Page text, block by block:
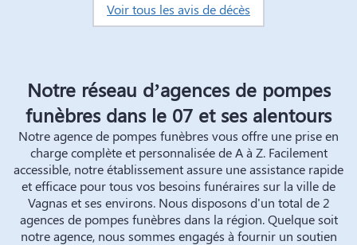
Voir tous les avis de décès
Notre réseau d’agences de pompes
funèbres dans le 07 et ses alentours
Notre agence de pompes funèbres vous offre une prise en
charge complète et personnalisée de A à Z. Facilement
accessible, notre établissement assure une assistance rapide
et efficace pour tous vos besoins funéraires sur la ville de
Vagnas et ses environs. Nous disposons d'un total de 2
agences de pompes funèbres dans la région. Quelque soit
notre agence, nous sommes engagés à fournir un soutien